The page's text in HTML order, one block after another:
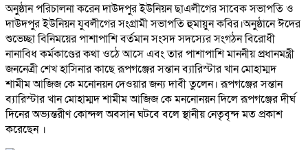
অনুষ্ঠান পরিচালনা করেন দাউদপুর ইউনিয়ন ছাএলীগের সাবেক সভাপতি ও
দাউদপুর ইউনিয়ন যুবলীগের সংগ্রামী সভাপতি হুমায়ুন কবির।অনুষ্ঠানে ঈদের
শুভেচ্ছা বিনিময়ের পাশাপাশি বর্তমান সংসদ সদস্যের সংগঠন বিরোধী
নানাবিধ কর্মকাণ্ডের কথা ওঠে আসে এবং তার পাশাপাশি মাননীয় প্রধানমন্ত্রী
জননেত্রী শেখ হাসিনার কাছে রূপগঞ্জের সন্তান ব্যারিস্টার খান মোহাম্মদ
শামীম আজিজ কে মনোনয়ন দেওয়ার জন্য দাবী তুলেন। রূপগঞ্জের সন্তান
ব্যারিস্টার খান মোহাম্মদ শামীম আজিজ কে মননোনয়ন দিলে রূপগঞ্জের দীর্ঘ
দিনের অভ্যন্তরীণ কোন্দল অবসান ঘটবে বলে স্থানীয় নেতৃবৃন্দ মত প্রকাশ
করেছেন ।